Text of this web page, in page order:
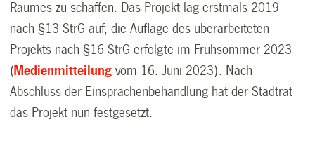
Raumes zu schaffen. Das Projekt lag erstmals 2019
nach §13 StrG auf, die Auflage des überarbeiteten
Projekts nach §16 StrG erfolgte im Frühsommer 2023
(Medienmitteilung vom 16. Juni 2023). Nach
Abschluss der Einsprachenbehandlung hat der Stadtrat
das Projekt nun festgesetzt.